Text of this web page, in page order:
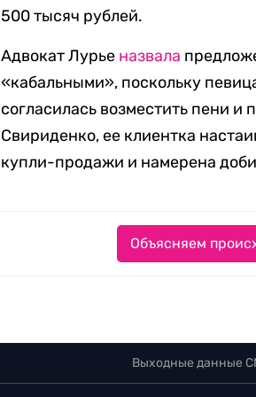
500 тысяч рублей.
Адвокат Лурье назвала
«кабальными», поскольку
согласилась возместить пени и
Свириденко, ее клиентка
купли-продажи и намерена
Объясняем
Выходные данные